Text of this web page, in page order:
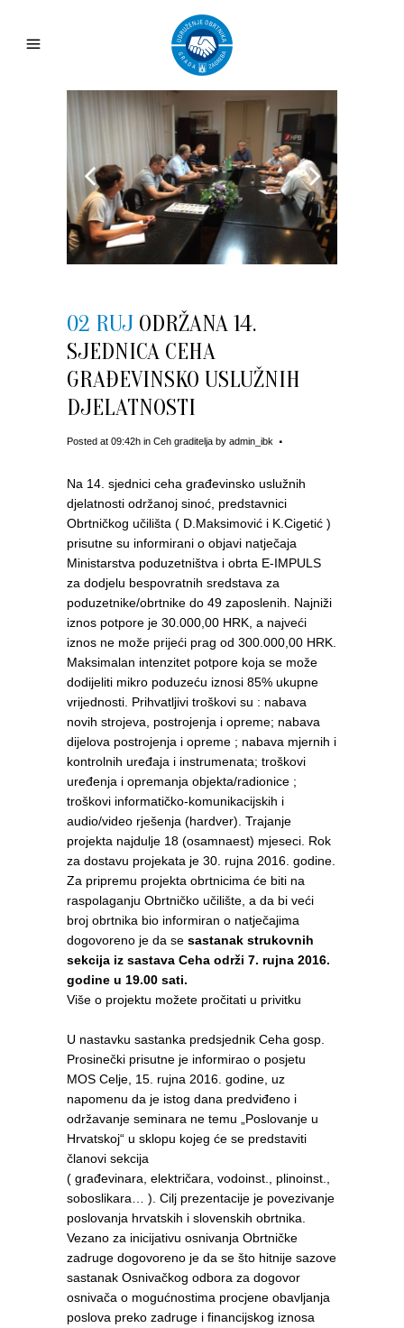
02 RUJ ODRŽANA 14.
SJEDNICA CEHA
GRAĐEVINSKO USLUŽNIH
DJELATNOSTI
Posted at 09:42h in Ceh graditelja by admin_ibk
Na 14. sjednici ceha građevinsko uslužnih
djelatnosti održanoj sinoć, predstavnici
Obrtničkog učilišta ( D.Maksimović i K.Cigetić )
prisutne su informirani o objavi natječaja
Ministarstva poduzetništva i obrta E-IMPULS
za dodjelu bespovratnih sredstava za
poduzetnike/obrtnike do 49 zaposlenih. Najniži
iznos potpore je 30.000,00 HRK, a najveći
iznos ne može prijeći prag od 300.000,00 HRK.
Maksimalan intenzitet potpore koja se može
dodijeliti mikro poduzeću iznosi 85% ukupne
vrijednosti. Prihvatljivi troškovi su : nabava
novih strojeva, postrojenja i opreme; nabava
dijelova postrojenja i opreme ; nabava mjernih i
kontrolnih uređaja i instrumenata; troškovi
uređenja i opremanja objekta/radionice ;
troškovi informatičko-komunikacijskih i
audio/video rješenja (hardver). Trajanje
projekta najdulje 18 (osamnaest) mjeseci. Rok
za dostavu projekata je 30. rujna 2016. godine.
Za pripremu projekta obrtnicima će biti na
raspolaganju Obrtničko učilište, a da bi veći
broj obrtnika bio informiran o natječajima
dogovoreno je da se sastanak strukovnih
sekcija iz sastava Ceha održi 7. rujna 2016.
godine u 19.00 sati.
Više o projektu možete pročitati u privitku
U nastavku sastanka predsjednik Ceha gosp.
Prosinečki prisutne je informirao o posjetu
MOS Celje, 15. rujna 2016. godine, uz
napomenu da je istog dana predviđeno i
održavanje seminara ne temu „Poslovanje u
Hrvatskoj“ u sklopu kojeg će se predstaviti
članovi sekcija
( građevinara, električara, vodoinst., plinoinst.,
soboslikara… ). Cilj prezentacije je povezivanje
poslovanja hrvatskih i slovenskih obrtnika.
Vezano za inicijativu osnivanja Obrtničke
zadruge dogovoreno je da se što hitnije sazove
sastanak Osnivačkog odbora za dogovor
osnivača o mogućnostima procjene obavljanja
poslova preko zadruge i financijskog iznosa